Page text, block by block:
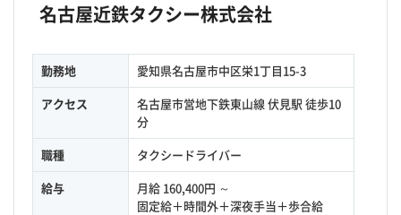
名古屋近鉄タクシー株式会社
勤務地
愛知県名古屋市中区栄1丁目15-3
アクセス
名古屋市営地下鉄東山線 伏見駅 徒歩10
分
職種
タクシードライバー
給与
月給 160,400円 ～
固定給＋時間外＋深夜手当＋歩合給